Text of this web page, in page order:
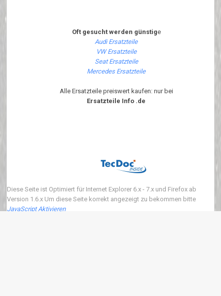
Oft gesucht werden günstige
Audi Ersatzteile
VW Ersatzteile
Seat Ersatzteile
Mercedes Ersatzteile
Alle Ersatzteile preiswert kaufen: nur bei
Ersatzteile Info .de
Diese Seite ist Optimiert für Internet Explorer 6.x - 7.x und Firefox ab
Version 1.6.x Um diese Seite korrekt angezeigt zu bekommen bitte
JavaScript Aktivieren